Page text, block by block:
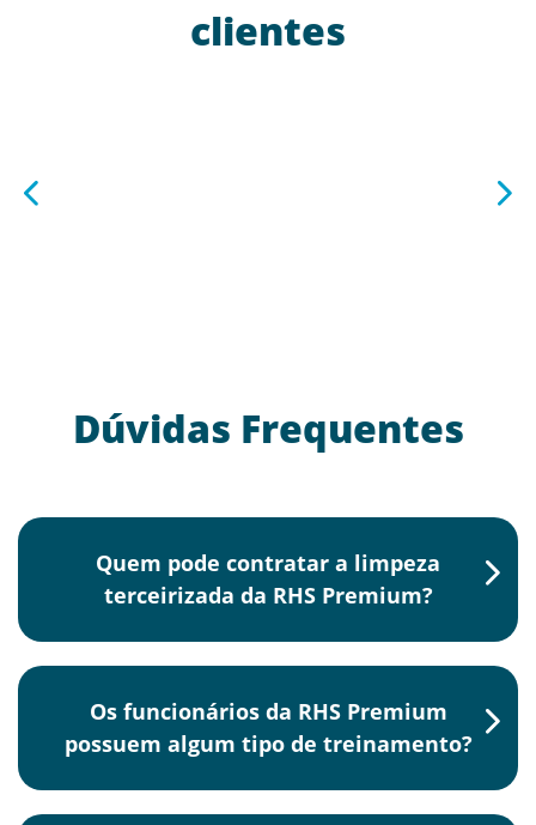
clientes
Dúvidas Frequentes
Quem pode contratar a limpeza
terceirizada da RHS Premium?
Os funcionários da RHS Premium
possuem algum tipo de treinamento?